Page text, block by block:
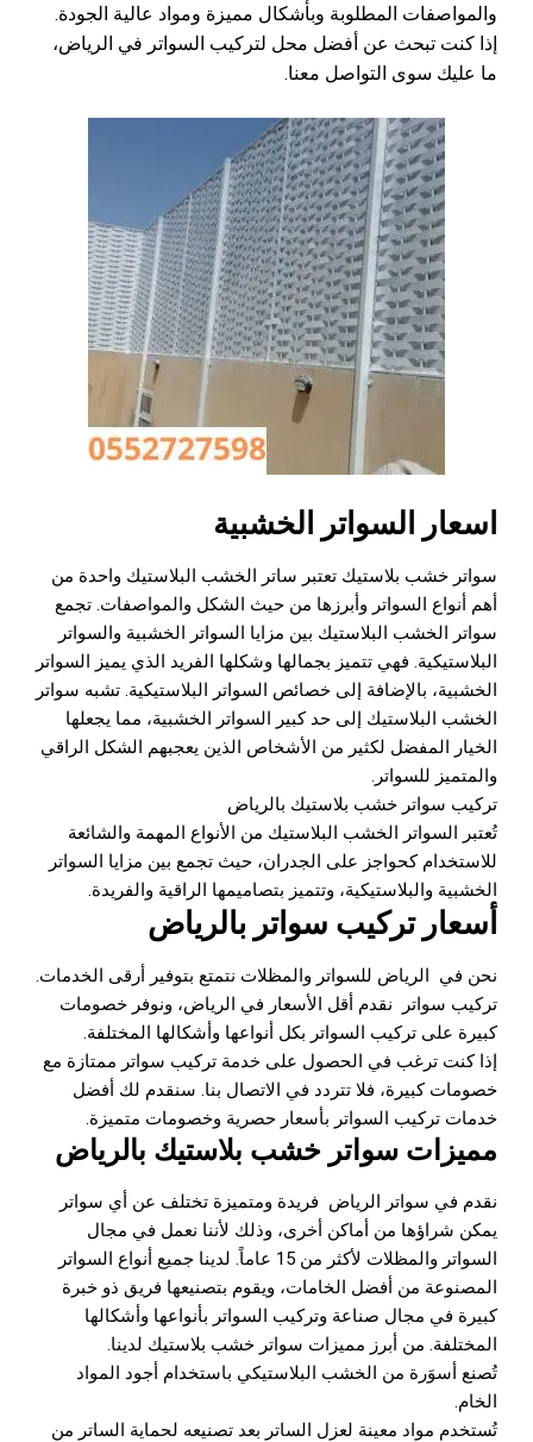
والمواصفات المطلوبة وبأشكال مميزة ومواد عالية الجودة.
إذا كنت تبحث عن أفضل محل لتركيب السواتر في الرياض،
ما عليك سوى التواصل معنا.
اسعار السواتر الخشبية
سواتر خشب بلاستيك تعتبر ساتر الخشب البلاستيك واحدة من
أهم أنواع السواتر وأبرزها من حيث الشكل والمواصفات. تجمع
سواتر الخشب البلاستيك بين مزايا السواتر الخشبية والسواتر
البلاستيكية. فهي تتميز بجمالها وشكلها الفريد الذي يميز السواتر
الخشبية، بالإضافة إلى خصائص السواتر البلاستيكية. تشبه سواتر
الخشب البلاستيك إلى حد كبير السواتر الخشبية، مما يجعلها
الخيار المفضل لكثير من الأشخاص الذين يعجبهم الشكل الراقي
والمتميز للسواتر.
تركيب سواتر خشب بلاستيك بالرياض
تُعتبر السواتر الخشب البلاستيك من الأنواع المهمة والشائعة
للاستخدام كحواجز على الجدران، حيث تجمع بين مزايا السواتر
الخشبية والبلاستيكية، وتتميز بتصاميمها الراقية والفريدة.
أسعار تركيب سواتر بالرياض
نحن في الرياض للسواتر والمظلات نتمتع بتوفير أرقى الخدمات.
تركيب سواتر نقدم أقل الأسعار في الرياض، ونوفر خصومات
كبيرة على تركيب السواتر بكل أنواعها وأشكالها المختلفة.
إذا كنت ترغب في الحصول على خدمة تركيب سواتر ممتازة مع
خصومات كبيرة، فلا تتردد في الاتصال بنا. سنقدم لك أفضل
خدمات تركيب السواتر بأسعار حصرية وخصومات متميزة.
مميزات سواتر خشب بلاستيك بالرياض
نقدم في سواتر الرياض فريدة ومتميزة تختلف عن أي سواتر
يمكن شراؤها من أماكن أخرى، وذلك لأننا نعمل في مجال
السواتر والمظلات لأكثر من 15 عاماً. لدينا جميع أنواع السواتر
المصنوعة من أفضل الخامات، ويقوم بتصنيعها فريق ذو خبرة
كبيرة في مجال صناعة وتركيب السواتر بأنواعها وأشكالها
المختلفة. من أبرز مميزات سواتر خشب بلاستيك لدينا.
تُصنع أسوَرة من الخشب البلاستيكي باستخدام أجود المواد
الخام.
تُستخدم مواد معينة لعزل الساتر بعد تصنيعه لحماية الساتر من